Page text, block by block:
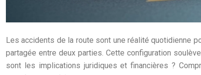
Les accidents de la route sont une réalité quotidienne
partagée entre deux parties. Cette configuration
sont les implications juridiques et financières ?